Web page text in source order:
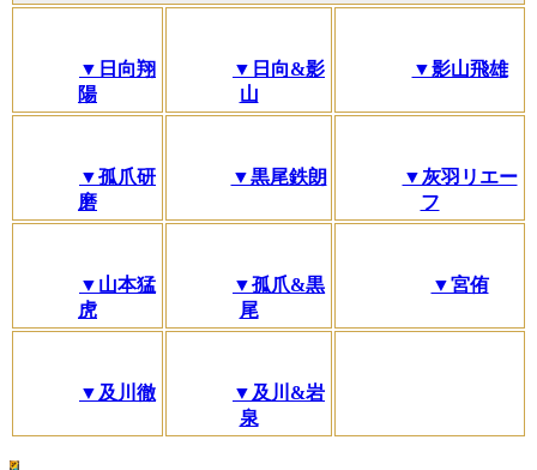
▼日向翔
陽
▼日向&影
山
▼影山飛雄
▼孤爪研
磨
▼黒尾鉄朗
▼灰羽リエー
フ
▼山本猛
虎
▼孤爪&黒
尾
▼宮侑
▼及川徹
▼及川&岩
泉